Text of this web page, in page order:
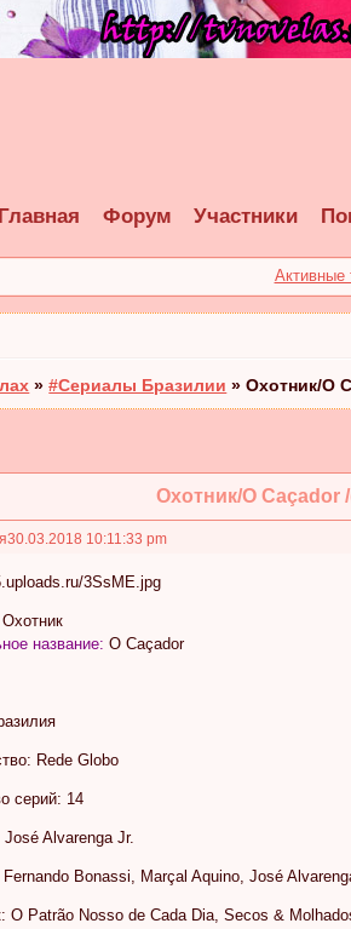
Главная Форум Участники
Активные
»#Сериалы Бразилии »Охотник/O
Охотник/O Caçador
30.03.2018 10:11:33 pm
Охотник
название: O Caçador
Rede Globo
серий: 14
Alvarenga Jr.
Bonassi, Marçal Aquino, José
O Patrão Nosso de Cada Dia, Secos &